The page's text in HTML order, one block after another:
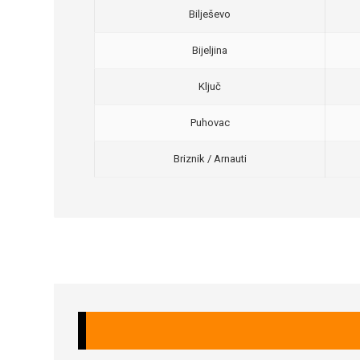
Bilješevo
Bijeljina
Ključ
Puhovac
Briznik / Arnauti